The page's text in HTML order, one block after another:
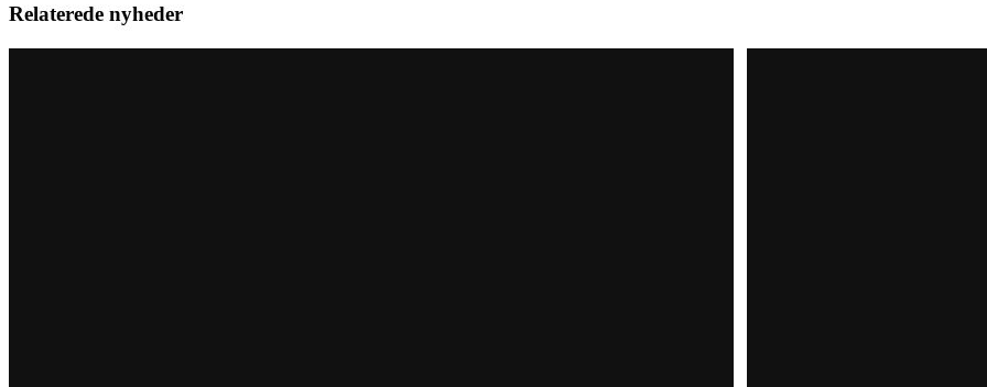
Relaterede nyheder